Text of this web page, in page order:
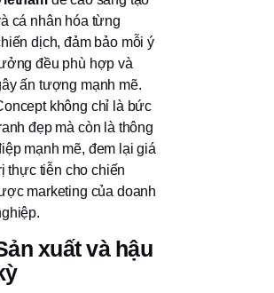
cá nhân hóa từng
dịch, đảm bảo mỗi ý
đều phù hợp và
ấn tượng mạnh mẽ.
không chỉ là bức
đẹp mà còn là thông
mạnh mẽ, đem lại giá
thực tiễn cho chiến
marketing của doanh
xuất và hậu